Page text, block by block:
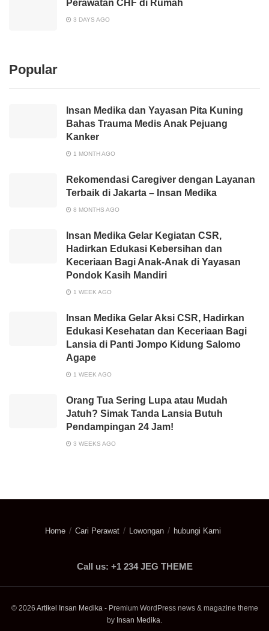
Perawatan CHF di Rumah
3 DAYS AGO
Popular
Insan Medika dan Yayasan Pita Kuning
Bahas Trauma Medis Anak Pejuang
Kanker
1 MONTH AGO
Rekomendasi Caregiver dengan Layanan
Terbaik di Jakarta – Insan Medika
8 MONTHS AGO
Insan Medika Gelar Kegiatan CSR,
Hadirkan Edukasi Kebersihan dan
Keceriaan Bagi Anak-Anak di Yayasan
Pondok Kasih Mandiri
1 WEEK AGO
Insan Medika Gelar Aksi CSR, Hadirkan
Edukasi Kesehatan dan Keceriaan Bagi
Lansia di Panti Jompo Kidung Salomo
Agape
1 WEEK AGO
Orang Tua Sering Lupa atau Mudah
Jatuh? Simak Tanda Lansia Butuh
Pendampingan 24 Jam!
3 WEEKS AGO
Home Cari Perawat Lowongan hubungi Kami
Call us: +1 234 JEG THEME
© 2026 Artikel Insan Medika- Premium WordPress news & magazine theme
by Insan Medika.